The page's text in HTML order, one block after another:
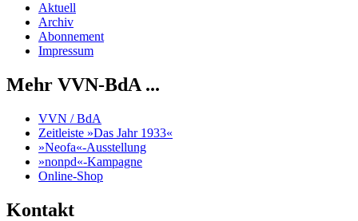
Aktuell
Archiv
Abonnement
Impressum
Mehr VVN-BdA ...
VVN / BdA
Zeitleiste »Das Jahr 1933«
»Neofa«-Ausstellung
»nonpd«-Kampagne
Online-Shop
Kontakt